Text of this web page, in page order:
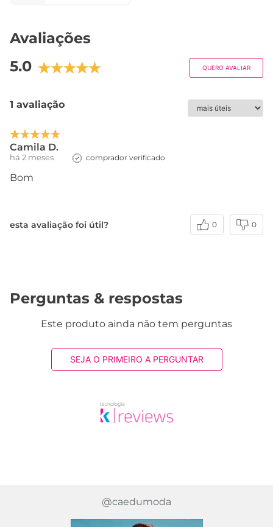
Avaliações
5.0
QUERO AVALIAR
1 avaliação
Camila D.
há 2 meses comprador verificado
Bom
esta avaliação foi útil? 0 0
Perguntas & respostas
Este produto ainda não tem perguntas
SEJA O PRIMEIRO A PERGUNTAR
@caedumoda